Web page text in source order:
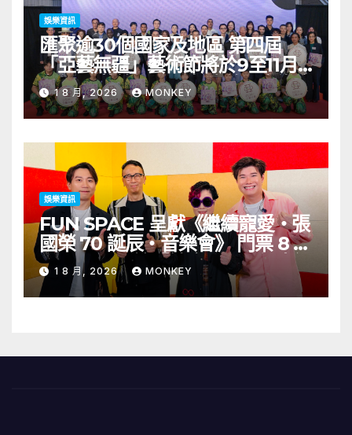
娛樂資訊
匯聚逾30個國家及地區 第四屆
「亞藝無疆」藝術節將於9至11月
舉行 開幕節目《三角演義》音樂會
演出陣容包括王雙駿夥拍恭碩良 聯
同來自蒙古的Uuhai、韓國的
KARDI和泰國的KIKI震懾舞台
1 8 月, 2026 MONKEY
娛樂資訊
FUN SPACE 呈獻《繼續寵愛・張
國榮 70 誕辰・音樂會》 門票 8 月
1 日至 10 日於「健康．旦」優先訂
購
1 8 月, 2026 MONKEY